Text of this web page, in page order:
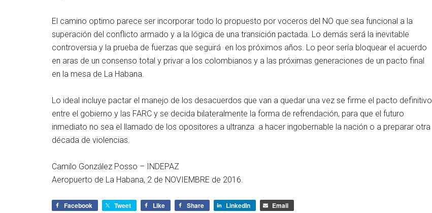
El camino optimo parece ser incorporar todo lo propuesto por voceros del NO que sea funcional a la
superación del conflicto armado y a la lógica de una transición pactada. Lo demás será la inevitable
controversia y la prueba de fuerzas que seguirá en los próximos años. Lo peor sería bloquear el acuerdo
en aras de un consenso total y privar a los colombianos y a las próximas generaciones de un pacto final
en la mesa de La Habana.
Lo ideal incluye pactar el manejo de los desacuerdos que van a quedar una vez se firme el pacto definitivo
entre el gobierno y las FARC y se decida bilateralmente la forma de refrendación, para que el futuro
inmediato no sea el llamado de los opositores a ultranza a hacer ingobernable la nación o a preparar otra
década de violencias.
Camilo González Posso – INDEPAZ
Aeropuerto de La Habana, 2 de NOVIEMBRE de 2016.
Facebook Tweet Like Share LinkedIn Email